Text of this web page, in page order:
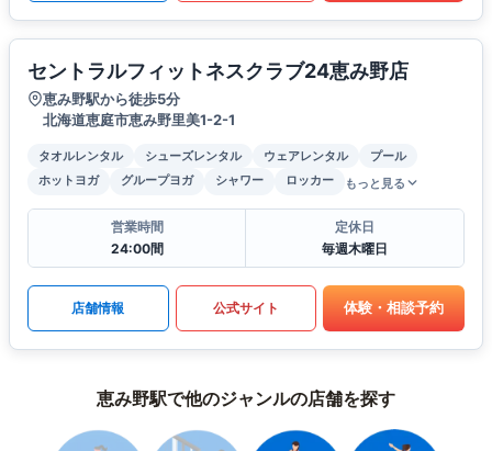
セントラルフィットネスクラブ24恵み野店
恵み野駅から徒歩5分
北海道恵庭市恵み野里美1-2-1
タオルレンタル シューズレンタル ウェアレンタル
プール
ホットヨガ
グループヨガ シャワー ロッカー もっと見る
営業時間
24:00間
定休日
毎週木曜日
店舗情報 公式サイト 体験・相談予約
恵み野駅で他のジャンルの店舗を探す